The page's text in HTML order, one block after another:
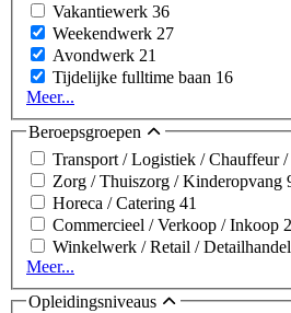
Vakantiewerk 36
Weekendwerk 27
Avondwerk 21
Tijdelijke fulltime baan 16
Meer...
Beroepsgroepen
Transport / Logistiek / Chauffeur
Zorg / Thuiszorg / Kinderopvang
Horeca / Catering 41
Commercieel / Verkoop / Inkoop
Winkelwerk / Retail / Detailhandel
Meer...
Opleidingsniveaus